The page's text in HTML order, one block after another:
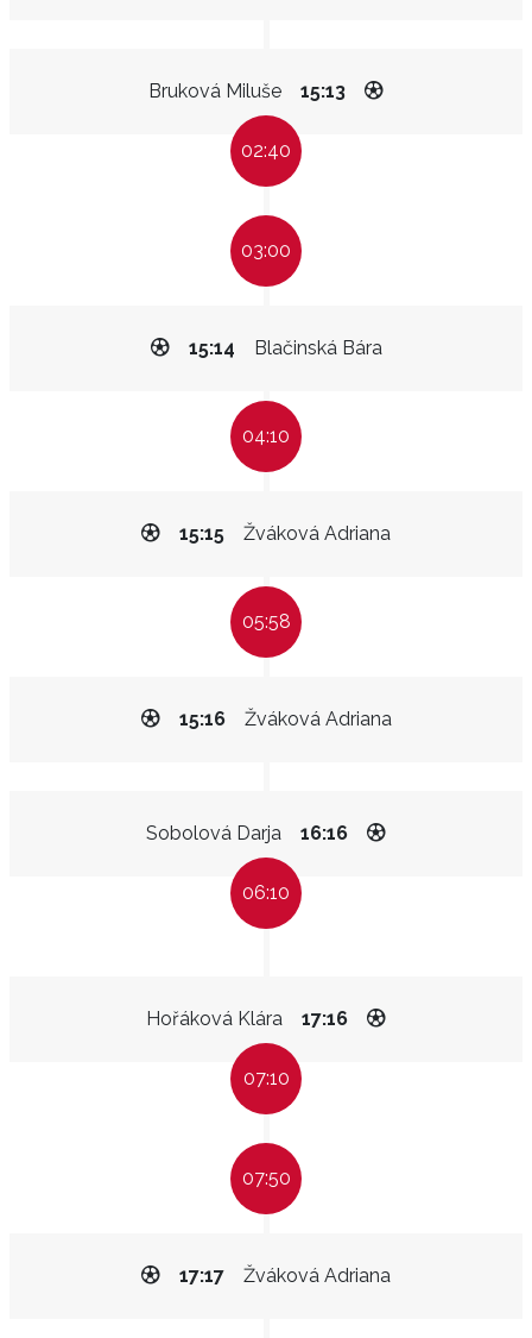
Bruková Miluše 15:13
02:40
03:00
Blačinská Bára
15:14
04:10
Žváková Adriana
15:15
05:58
Žváková Adriana
15:16
Sobolová Darja 16:16
06:10
Hořáková Klára 17:16
07:10
07:50
Žváková Adriana
17:17